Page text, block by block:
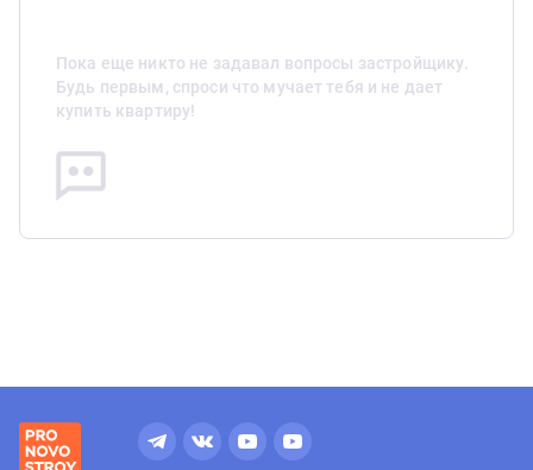
Пока еще никто не задавал вопросы застройщику.
Будь первым, спроси что мучает тебя и не дает
купить квартиру!